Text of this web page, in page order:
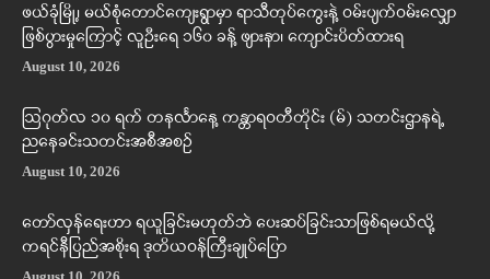
ဖယ်ခုံမြို့၊ မယ်စုံတောင်ကျေးရွာမှာ ရာသီတုပ်ကွေးနဲ့ ဝမ်းပျက်ဝမ်းလျှော
ဖြစ်ပွားမှုကြောင့် လူဦးရေ ၁၆၀ ခန့် ဖျားနာ၊ ကျောင်းပိတ်ထားရ
August 10, 2026
ဩဂုတ်လ ၁၀ ရက် တနင်္လာနေ့ ကန္တာရဝတီတိုင်း (မ်) သတင်းဌာနရဲ့
ညနေခင်းသတင်းအစီအစဉ်
August 10, 2026
တော်လှန်ရေးဟာ ရယူခြင်းမဟုတ်ဘဲ ပေးဆပ်ခြင်းသာဖြစ်ရမယ်လို့
ကရင်နီပြည်အစိုးရ ဒုတိယဝန်ကြီးချုပ်ပြော